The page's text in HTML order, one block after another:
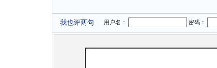
我也评两句 用户名： 密码：